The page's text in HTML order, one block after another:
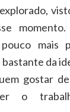
mais
da
gostar
o